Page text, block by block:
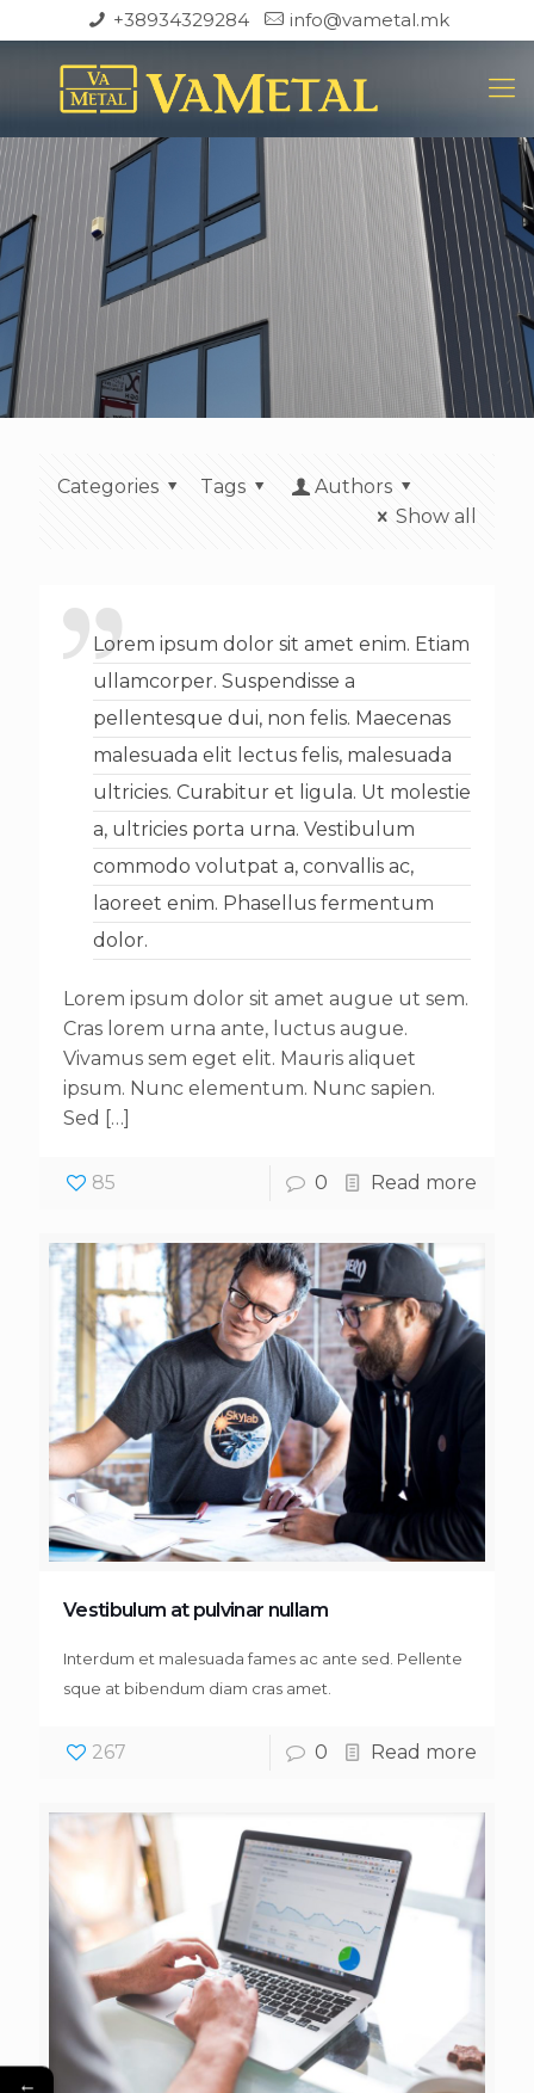
+38934329284 info@vametal.mk
Categories Tags
Authors
Show all
Lorem ipsum dolor sit amet enim. Etiam
ullamcorper. Suspendisse a
pellentesque dui, non felis. Maecenas
malesuada elit lectus felis, malesuada
ultricies. Curabitur et ligula. Ut molestie
a, ultricies porta urna. Vestibulum
commodo volutpat a, convallis ac,
laoreet enim. Phasellus fermentum
dolor.
Lorem ipsum dolor sit amet augue ut sem.
Cras lorem urna ante, luctus augue.
Vivamus sem eget elit. Mauris aliquet
ipsum. Nunc elementum. Nunc sapien.
Sed […]
85 0 Read more
Vestibulum at pulvinar nullam
Interdum et malesuada fames ac ante sed. Pellente
sque at bibendum diam cras amet.
267 0 Read more
←